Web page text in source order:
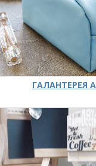
ГАЛАНТЕРЕЯ